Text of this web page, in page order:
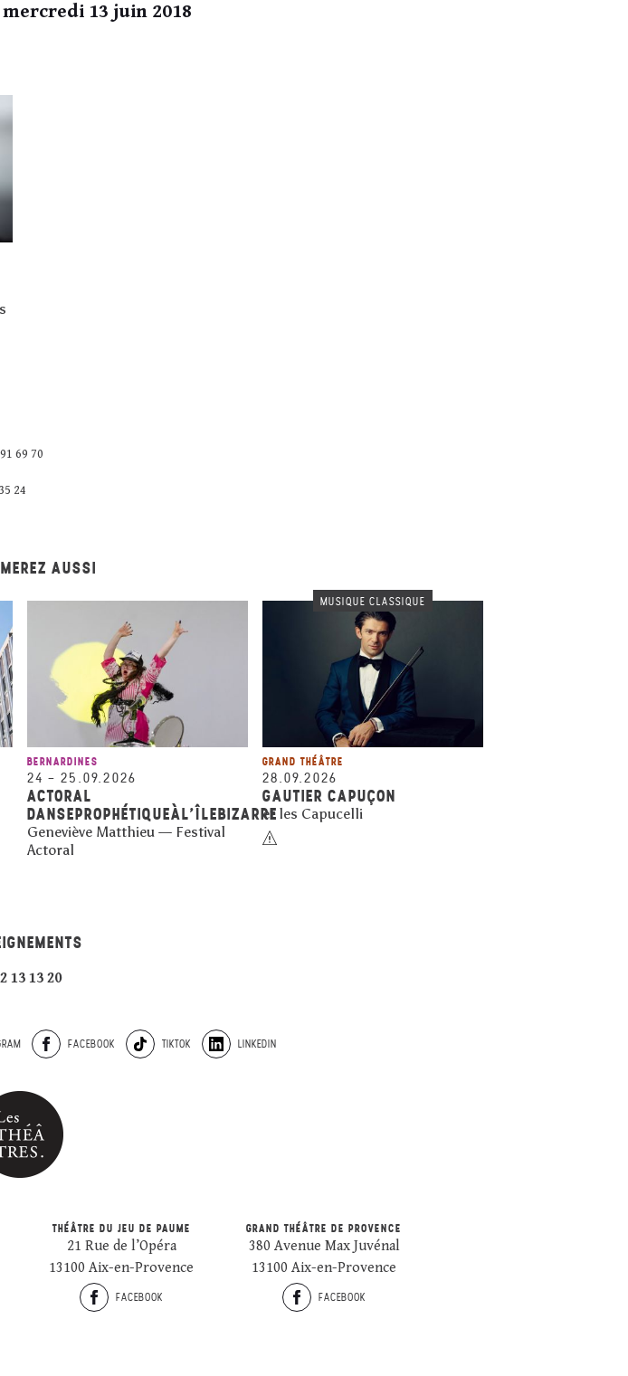
13 juin 2018
69 70
24
AUSSI
BERNARDINES
24 – 25.09.2026
ACTORAL
DANSEPROPHÉTIQUEÀL'ÎLEBIZARRE
Geneviève Matthieu — Festival
Actoral
MUSIQUE CLASSIQUE
GRAND THÉÂTRE
28.09.2026
GAUTIER CAPUÇON
et les Capucelli
13 13 20
FACEBOOK TIKTOK LINKEDIN
THÉÂTRE DU JEU DE PAUME
21 Rue de l’Opéra
13100 Aix-en-Provence
FACEBOOK
GRAND THÉÂTRE DE PROVENCE
380 Avenue Max Juvénal
13100 Aix-en-Provence
FACEBOOK